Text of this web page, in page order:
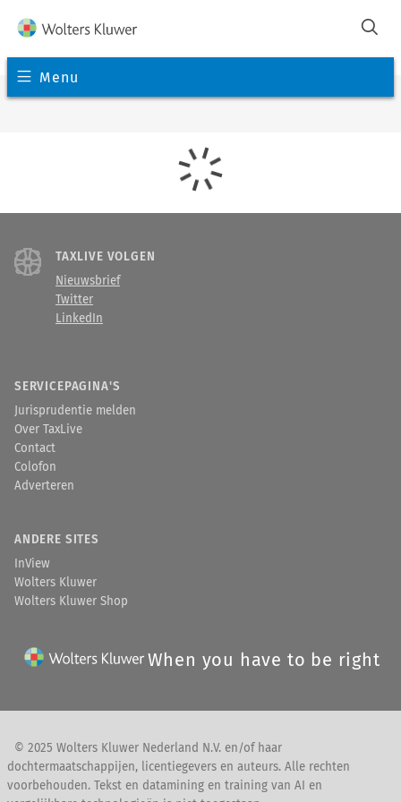
Menu
TAXLIVE VOLGEN
Nieuwsbrief
Twitter
LinkedIn
SERVICEPAGINA'S
Jurisprudentie melden
Over TaxLive
Contact
Colofon
Adverteren
ANDERE SITES
InView
Wolters Kluwer
Wolters Kluwer Shop
When you have to be right
© 2025 Wolters Kluwer Nederland N.V. en/of haar
dochtermaatschappijen, licentiegevers en auteurs. Alle rechten
voorbehouden. Tekst en datamining en training van AI en